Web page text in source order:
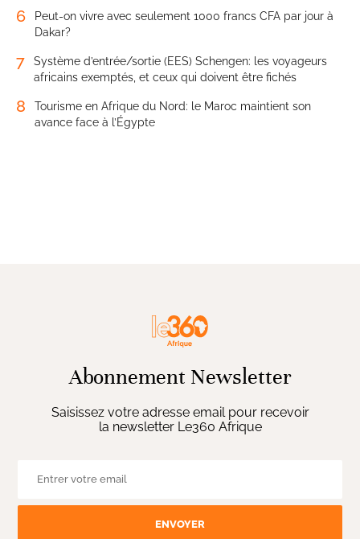
6
Peut-on vivre avec seulement 1000 francs CFA par jour à
Dakar?
7
Système d’entrée/sortie (EES) Schengen: les voyageurs
africains exemptés, et ceux qui doivent être fichés
8
Tourisme en Afrique du Nord: le Maroc maintient son
avance face à l’Égypte
Abonnement Newsletter
Saisissez votre adresse email pour recevoir
la newsletter Le360 Afrique
ENVOYER